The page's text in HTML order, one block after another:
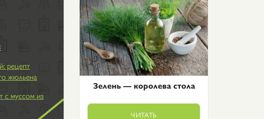
рецепт
жюльена
с муссом из
Зелень — королева стола
ЧИТАТЬ